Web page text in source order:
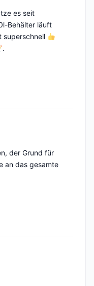
es seit
Behälter läuft
superschnell
.
der Grund für
an das gesamte